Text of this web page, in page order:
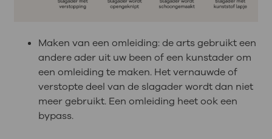
Maken van een omleiding: de arts gebruikt een
andere ader uit uw been of een kunstader om
een omleiding te maken. Het vernauwde of
verstopte deel van de slagader wordt dan niet
meer gebruikt. Een omleiding heet ook een
bypass.